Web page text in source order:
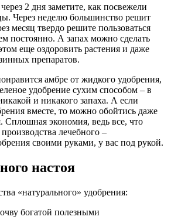
2 дня заметите, как посвежели
Через неделю большинство решит
месяц твердо решите пользоваться
постоянно. А запах можно сделать
еще оздоровить растения и даже
препаратов.
амбре от жидкого удобрения,
удобрение сухим способом – в
и никакого запаха. А если
вместе, то можно обойтись даже
Сплошная экономия, ведь все, что
лечебного –
своими руками, у вас под рукой.
настоя
«натурального» удобрения:
богатой полезными